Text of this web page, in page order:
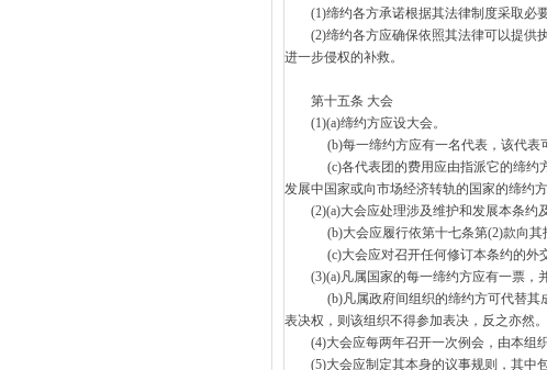
(1)缔约各方承诺根据其法律制度采取必要
(2)缔约各方应确保依照其法律可以提供执
进一步侵权的补救。
第十五条 大会
(1)(a)缔约方应设大会。
(b)每一缔约方应有一名代表，该代表可
(c)各代表团的费用应由指派它的缔约方
发展中国家或向市场经济转轨的国家的缔约方
(2)(a)大会应处理涉及维护和发展本条约及
(b)大会应履行依第十七条第(2)款向其指
(c)大会应对召开任何修订本条约的外交
(3)(a)凡属国家的每一缔约方应有一票，并
(b)凡属政府间组织的缔约方可代替其成
表决权，则该组织不得参加表决，反之亦然。
(4)大会应每两年召开一次例会，由本组织
(5)大会应制定其本身的议事规则，其中包